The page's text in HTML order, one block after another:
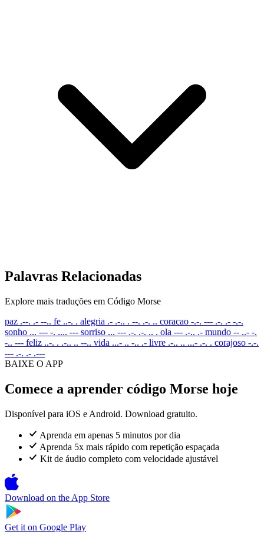
Palavras Relacionadas
Explore mais traduções em Código Morse
paz .--. .- --.. fe ..-. . alegria .- .-.. . --. .-. .. coracao -.-. --- .-. .- -.-.
sonho ... --- -. .... --- sorriso ... --- .-. .-. .. . ola --- .-.. .- mundo -- ..- -.
-.. --- feliz ..-. . .-.. .. --.. vida ...- .. -.. .- livre .-.. .. ...- .-. . corajoso -.-.
--- .-. .- .---
BAIXE O APP
Comece a aprender código Morse hoje
Disponível para iOS e Android. Download gratuito.
Aprenda em apenas 5 minutos por dia
Aprenda 5x mais rápido com repetição espaçada
Kit de áudio completo com velocidade ajustável
Download on the App Store
Get it on Google Play